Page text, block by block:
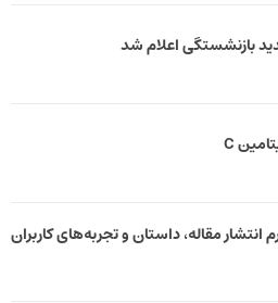
بازنشستگی اعلام شد
انتشار مقاله، داستان و تجربه‌های کاربران